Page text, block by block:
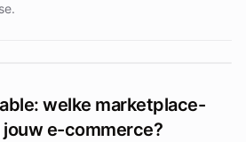
welke marketplace-
e-commerce?